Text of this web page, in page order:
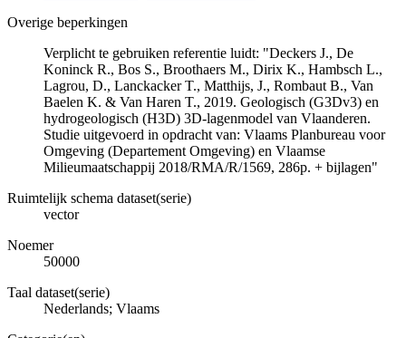
Overige beperkingen
Verplicht te gebruiken referentie luidt: "Deckers J., De
Koninck R., Bos S., Broothaers M., Dirix K., Hambsch L.,
Lagrou, D., Lanckacker T., Matthijs, J., Rombaut B., Van
Baelen K. & Van Haren T., 2019. Geologisch (G3Dv3) en
hydrogeologisch (H3D) 3D-lagenmodel van Vlaanderen.
Studie uitgevoerd in opdracht van: Vlaams Planbureau voor
Omgeving (Departement Omgeving) en Vlaamse
Milieumaatschappij 2018/RMA/R/1569, 286p. + bijlagen"
Ruimtelijk schema dataset(serie)
vector
Noemer
50000
Taal dataset(serie)
Nederlands; Vlaams